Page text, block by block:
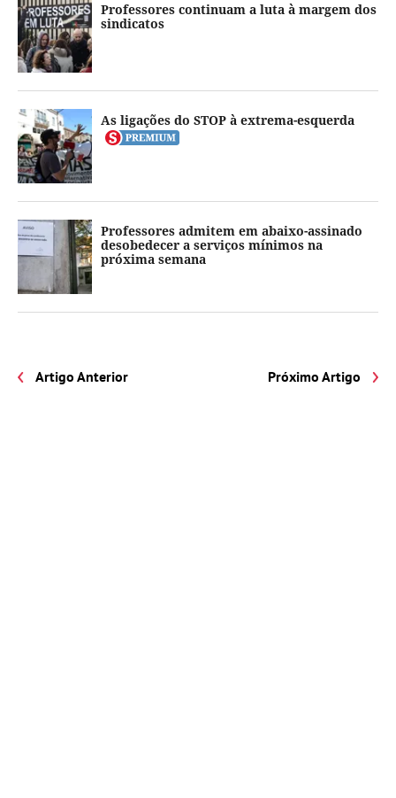
Professores continuam a luta à margem dos
sindicatos
As ligações do STOP à extrema-esquerda
Professores admitem em abaixo-assinado
desobedecer a serviços mínimos na
próxima semana
Artigo Anterior Próximo Artigo